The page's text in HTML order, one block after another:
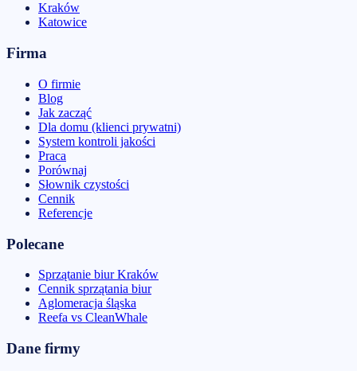
Kraków
Katowice
Firma
O firmie
Blog
Jak zacząć
Dla domu (klienci prywatni)
System kontroli jakości
Praca
Porównaj
Słownik czystości
Cennik
Referencje
Polecane
Sprzątanie biur Kraków
Cennik sprzątania biur
Aglomeracja śląska
Reefa vs CleanWhale
Dane firmy